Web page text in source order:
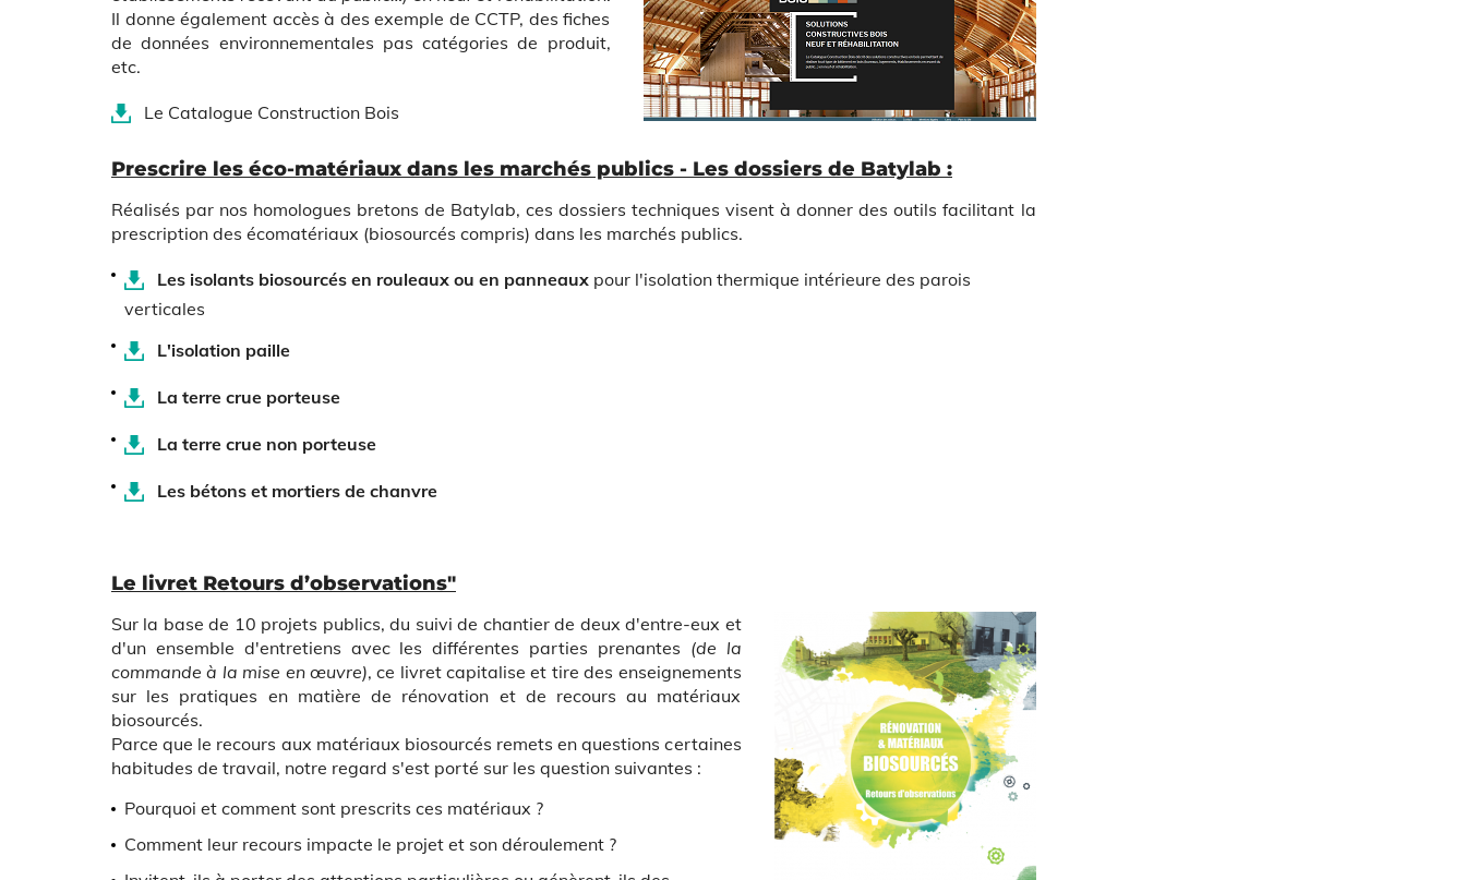
Il donne également accès à des exemple de CCTP, des fiches
de données environnementales pas catégories de produit,
etc.
Le Catalogue Construction Bois
Prescrire les éco-matériaux dans les marchés publics - Les dossiers de Batylab :
Réalisés par nos homologues bretons de Batylab, ces dossiers techniques visent à donner des outils facilitant la
prescription des écomatériaux (biosourcés compris) dans les marchés publics.
Les isolants biosourcés en rouleaux ou en panneaux pour l'isolation thermique intérieure des parois
verticales
L'isolation paille
La terre crue porteuse
La terre crue non porteuse
Les bétons et mortiers de chanvre
Le livret Retours d’observations"
Sur la base de 10 projets publics, du suivi de chantier de deux d'entre-eux et
d'un ensemble d'entretiens avec les différentes parties prenantes (de la
commande à la mise en œuvre), ce livret capitalise et tire des enseignements
sur les pratiques en matière de rénovation et de recours au matériaux
biosourcés.
Parce que le recours aux matériaux biosourcés remets en questions certaines
habitudes de travail, notre regard s'est porté sur les question suivantes :
Pourquoi et comment sont prescrits ces matériaux ?
Comment leur recours impacte le projet et son déroulement ?